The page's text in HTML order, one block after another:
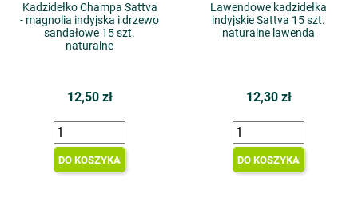
Kadzidełko Champa Sattva
- magnolia indyjska i drzewo
sandałowe 15 szt.
naturalne
12,50 zł
DO KOSZYKA
Lawendowe kadzidełka
indyjskie Sattva 15 szt.
naturalne lawenda
12,30 zł
DO KOSZYKA